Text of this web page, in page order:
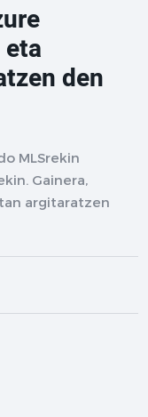
den
MLSrekin
Gainera,
argitaratzen